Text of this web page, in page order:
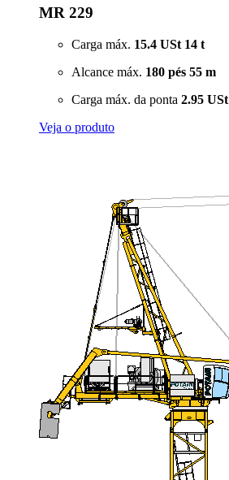
MR 229
Carga máx. 15.4 USt 14 t
Alcance máx. 180 pés 55 m
Carga máx. da ponta 2.95 USt
Veja o produto